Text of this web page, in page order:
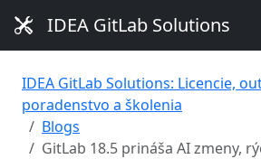
IDEA GitLab Solutions
IDEA GitLab Solutions: Licencie,
poradenstvo a školenia
Blogs
GitLab 18.5 prináša AI zmeny,